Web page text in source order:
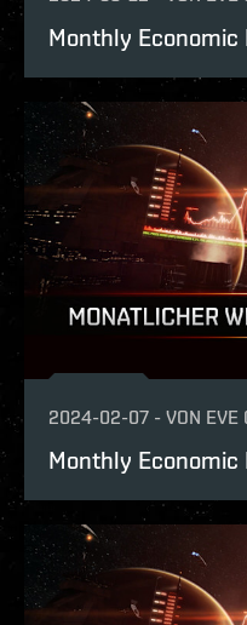
Monthly
2024-02-07 - VON EVE
Monthly